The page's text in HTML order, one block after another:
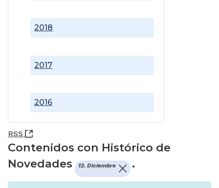
2016
2017
2018
RSS (Abre una nueva ventana)
Contenidos con Histórico de
Novedades
12. Diciembre .